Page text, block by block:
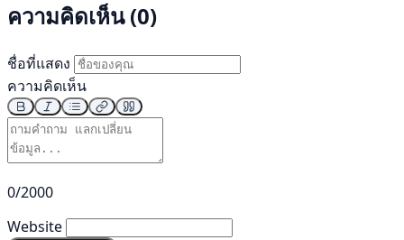
ความคิดเห็น (0)
ชื่อที่แสดง
ความคิดเห็น
0/2000
Website